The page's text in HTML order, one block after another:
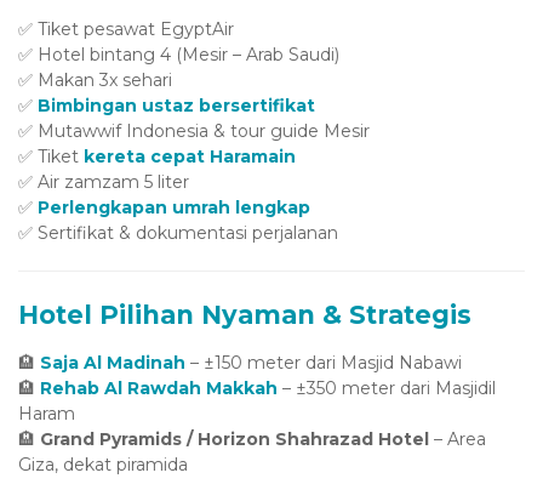
✅ Tiket pesawat EgyptAir
✅ Hotel bintang 4 (Mesir – Arab Saudi)
✅ Makan 3x sehari
✅ Bimbingan ustaz bersertifikat
✅ Mutawwif Indonesia & tour guide Mesir
✅ Tiket kereta cepat Haramain
✅ Air zamzam 5 liter
✅ Perlengkapan umrah lengkap
✅ Sertifikat & dokumentasi perjalanan
Hotel Pilihan Nyaman & Strategis
🏨 Saja Al Madinah – ±150 meter dari Masjid Nabawi
🏨 Rehab Al Rawdah Makkah – ±350 meter dari Masjidil
Haram
🏨 Grand Pyramids / Horizon Shahrazad Hotel – Area
Giza, dekat piramida